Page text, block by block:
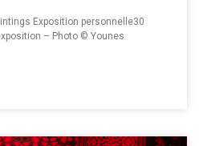
Exposition personnelle30
– Photo © Younes